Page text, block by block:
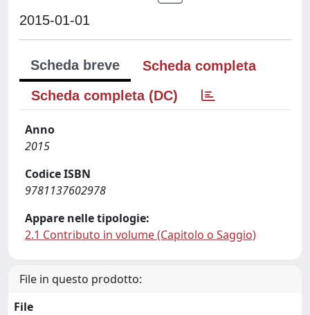
2015-01-01
Scheda breve
Scheda completa
Scheda completa (DC)
Anno
2015
Codice ISBN
9781137602978
Appare nelle tipologie:
2.1 Contributo in volume (Capitolo o Saggio)
File in questo prodotto:
File